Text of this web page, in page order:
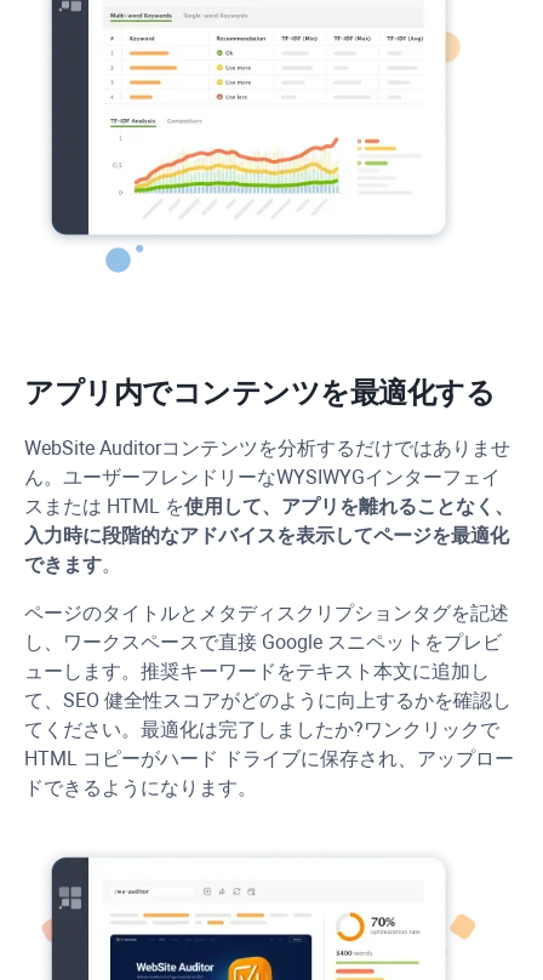
アプリ内でコンテンツを最適化する
WebSite Auditorコンテンツを分析するだけではありませ
ん。ユーザーフレンドリーなWYSIWYGインターフェイ
スまたは HTML を使用して、アプリを離れることなく、
入力時に段階的なアドバイスを表示してページを最適化
できます。
ページのタイトルとメタディスクリプションタグを記述
し、ワークスペースで直接 Google スニペットをプレビ
ューします。推奨キーワードをテキスト本文に追加し
て、SEO 健全性スコアがどのように向上するかを確認し
てください。最適化は完了しましたか?ワンクリックで
HTML コピーがハード ドライブに保存され、アップロー
ドできるようになります。